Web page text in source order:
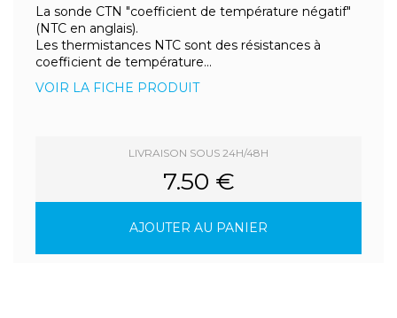
La sonde CTN "coefficient de température négatif"
(NTC en anglais).
Les thermistances NTC sont des résistances à
coefficient de température...
VOIR LA FICHE PRODUIT
LIVRAISON SOUS 24H/48H
7.50 €
AJOUTER AU PANIER